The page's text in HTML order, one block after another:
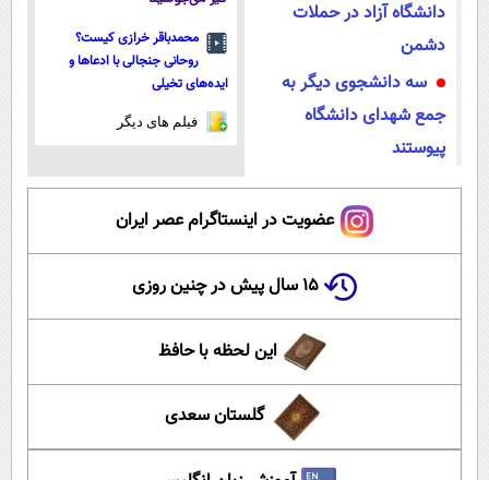
دانشگاه آزاد در حملات
دشمن
سه دانشجوی دیگر به
جمع شهدای دانشگاه
پیوستند
محمدباقر خرازی کیست؟
روحانی جنجالی با ادعاها و
ایده‌های تخیلی
فیلم های دیگر
عضویت در اینستاگرام عصر ایران
۱۵ سال پیش در چنین روزی
این لحظه با حافظ
گلستان سعدی